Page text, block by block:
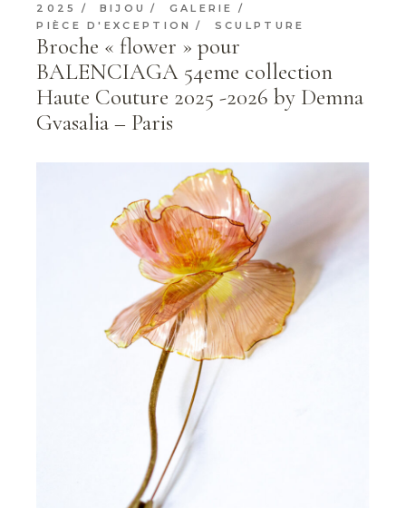
2025 BIJOU
GALERIE
PIÈCE D'EXCEPTION
SCULPTURE
Broche « flower » pour
BALENCIAGA 54eme collection
Haute Couture 2025 -2026 by Demna
Gvasalia – Paris